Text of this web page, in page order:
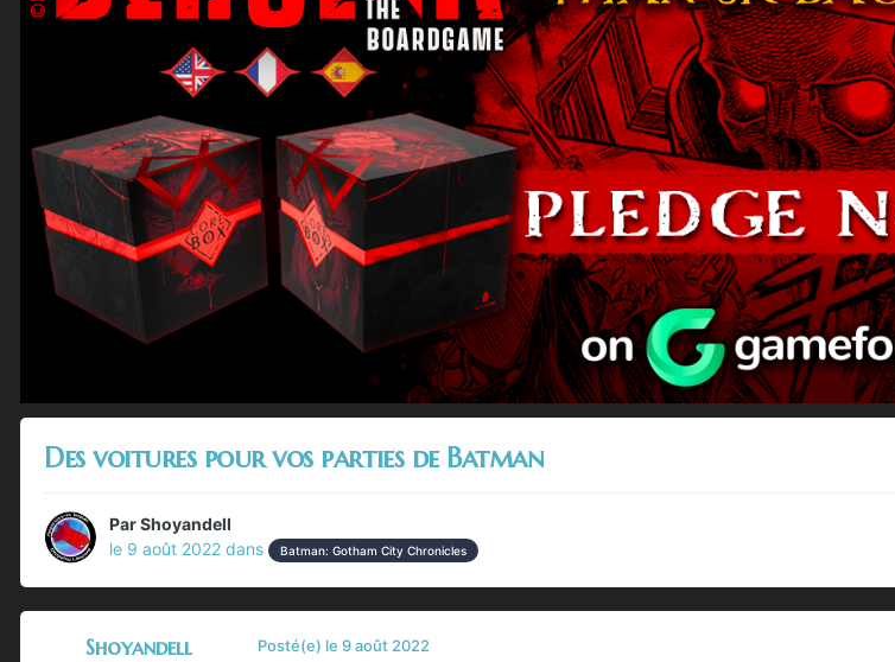
Des voitures pour vos parties de Batman
ParShoyandell
le 9 août 2022 dans Batman: Gotham City Chronicles
Shoyandell Posté(e) le 9 août 2022